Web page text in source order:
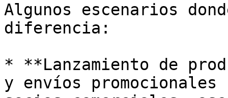
Algunos escenarios
diferencia:
* **Lanzamiento de
y envíos